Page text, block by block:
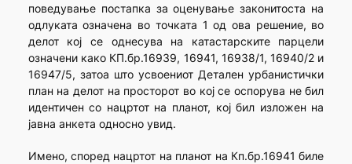
поведување постапка за оценување законитоста на
одлуката означена во точката 1 од ова решение, во
делот кој се однесува на катастарските парцели
означени како КП.бр.16939, 16941, 16938/1, 16940/2 и
16947/5, затоа што усвоениот Детален урбанистички
план на делот на просторот во кој се оспорува не бил
идентичен со нацртот на планот, кој бил изложен на
јавна анкета односно увид.
Имено, според нацртот на планот на Кп.бр.16941 биле